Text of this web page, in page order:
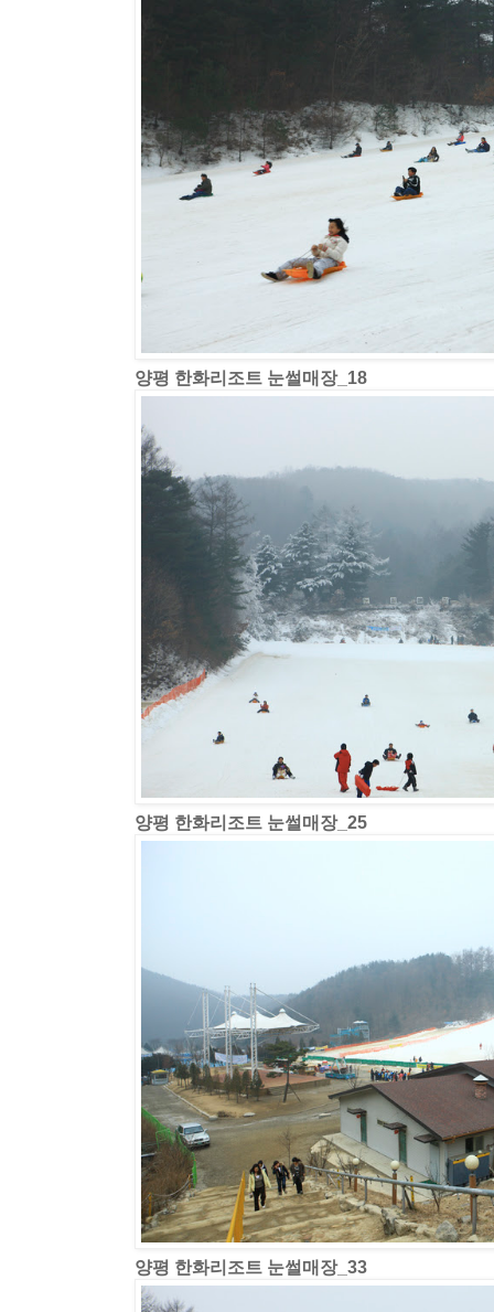
양평 한화리조트 눈썰매장_18
양평 한화리조트 눈썰매장_25
양평 한화리조트 눈썰매장_33